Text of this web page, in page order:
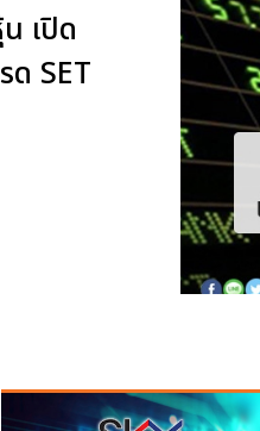
เปิด
ด SET